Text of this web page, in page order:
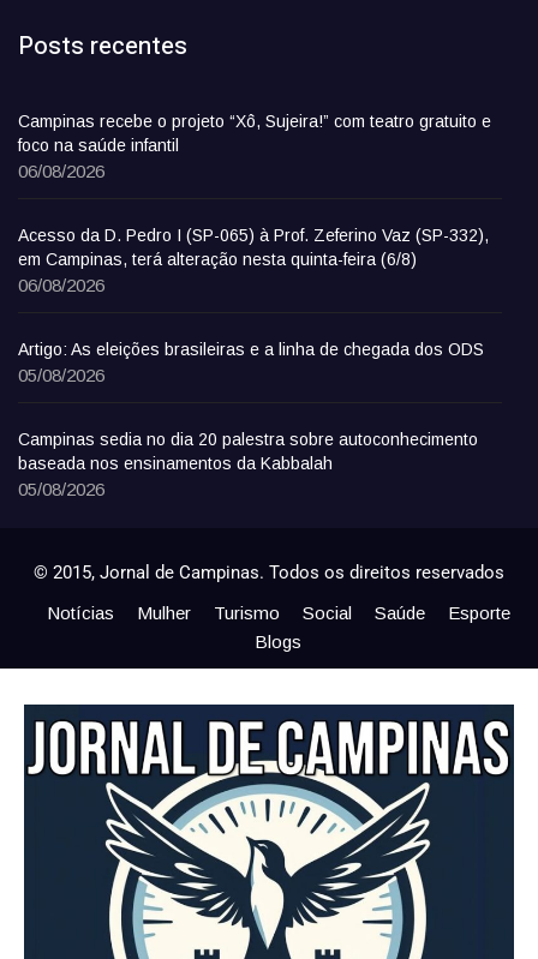
Posts recentes
Campinas recebe o projeto “Xô, Sujeira!” com teatro gratuito e
foco na saúde infantil
06/08/2026
Acesso da D. Pedro I (SP-065) à Prof. Zeferino Vaz (SP-332),
em Campinas, terá alteração nesta quinta-feira (6/8)
06/08/2026
Artigo: As eleições brasileiras e a linha de chegada dos ODS
05/08/2026
Campinas sedia no dia 20 palestra sobre autoconhecimento
baseada nos ensinamentos da Kabbalah
05/08/2026
© 2015, Jornal de Campinas. Todos os direitos reservados
Notícias Mulher Turismo Social Saúde
Esporte
Blogs